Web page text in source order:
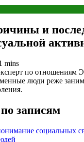
и
mins
по отношениям
люди реже
записям
социальных